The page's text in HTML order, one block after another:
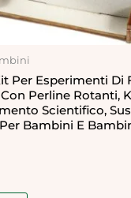
Per Esperimenti Di
Con Perline Rotanti,
Scientifico,
Bambini E